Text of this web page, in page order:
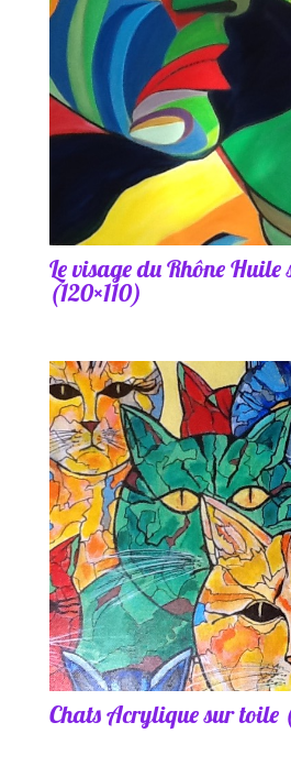
Le visage du Rhône Huile
(120×110)
Chats Acrylique sur toile